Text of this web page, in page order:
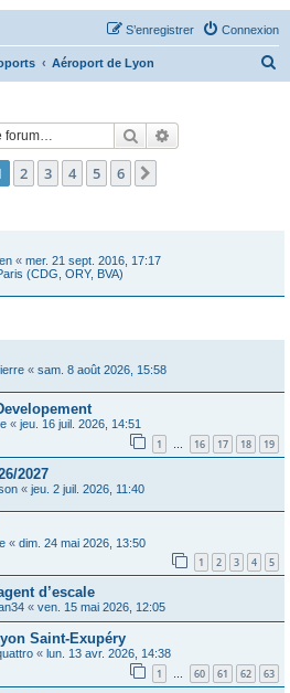
Connexion
S’enregistrer
Aéroport de Lyon
r
Rechercher
2 3 4 5 6
« mer. 21 sept. 2016, 17:17
(CDG, ORY, BVA)
« sam. 8 août 2026, 15:58
« jeu. 16 juil. 2026, 14:51
1 … 16 17 18 19
2027
« jeu. 2 juil. 2026, 11:40
« dim. 24 mai 2026, 13:50
1 2 3 4 5
d’escale
« ven. 15 mai 2026, 12:05
Saint-Exupéry
« lun. 13 avr. 2026, 14:38
1 … 60 61 62 63